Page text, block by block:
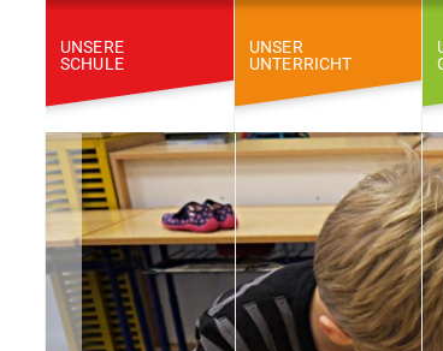
UNSERE
SCHULE
UNSER
UNTERRICHT